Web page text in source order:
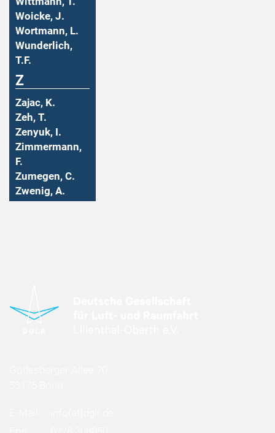
Woicke, J.
Wortmann, L.
Wunderlich,
T.F.
Z
Zajac, K.
Zeh, T.
Zenyuk, I.
Zimmermann,
F.
Zumegen, C.
Zwenig, A.